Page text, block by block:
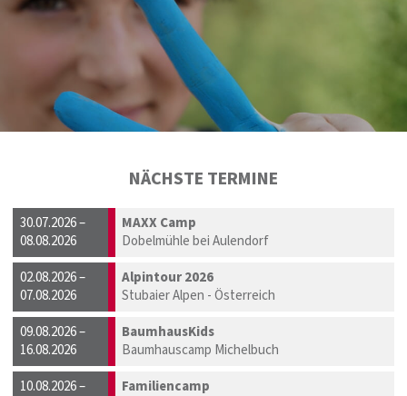
NÄCHSTE TERMINE
30.07.2026 –
08.08.2026
MAXX Camp
Dobelmühle bei Aulendorf
02.08.2026 –
07.08.2026
Alpintour 2026
Stubaier Alpen - Österreich
09.08.2026 –
16.08.2026
BaumhausKids
Baumhauscamp Michelbuch
10.08.2026 –
Familiencamp